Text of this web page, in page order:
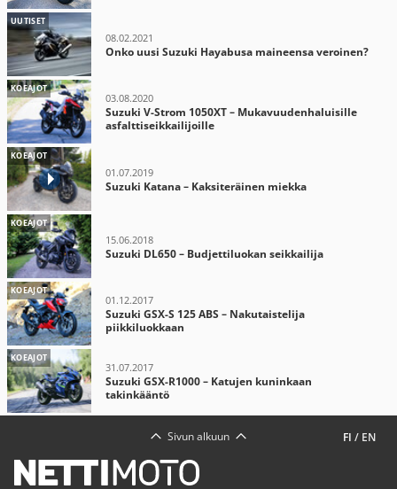
UUTISET
08.02.2021
Onko uusi Suzuki Hayabusa maineensa veroinen?
KOEAJOT
03.08.2020
Suzuki V-Strom 1050XT – Mukavuudenhaluisille
asfalttiseikkailijoille
KOEAJOT
01.07.2019
Suzuki Katana – Kaksiteräinen miekka
KOEAJOT
15.06.2018
Suzuki DL650 – Budjettiluokan seikkailija
KOEAJOT
01.12.2017
Suzuki GSX-S 125 ABS – Nakutaistelija
piikkiluokkaan
KOEAJOT
31.07.2017
Suzuki GSX-R1000 – Katujen kuninkaan
takinkääntö
FI / EN
Sivun alkuun